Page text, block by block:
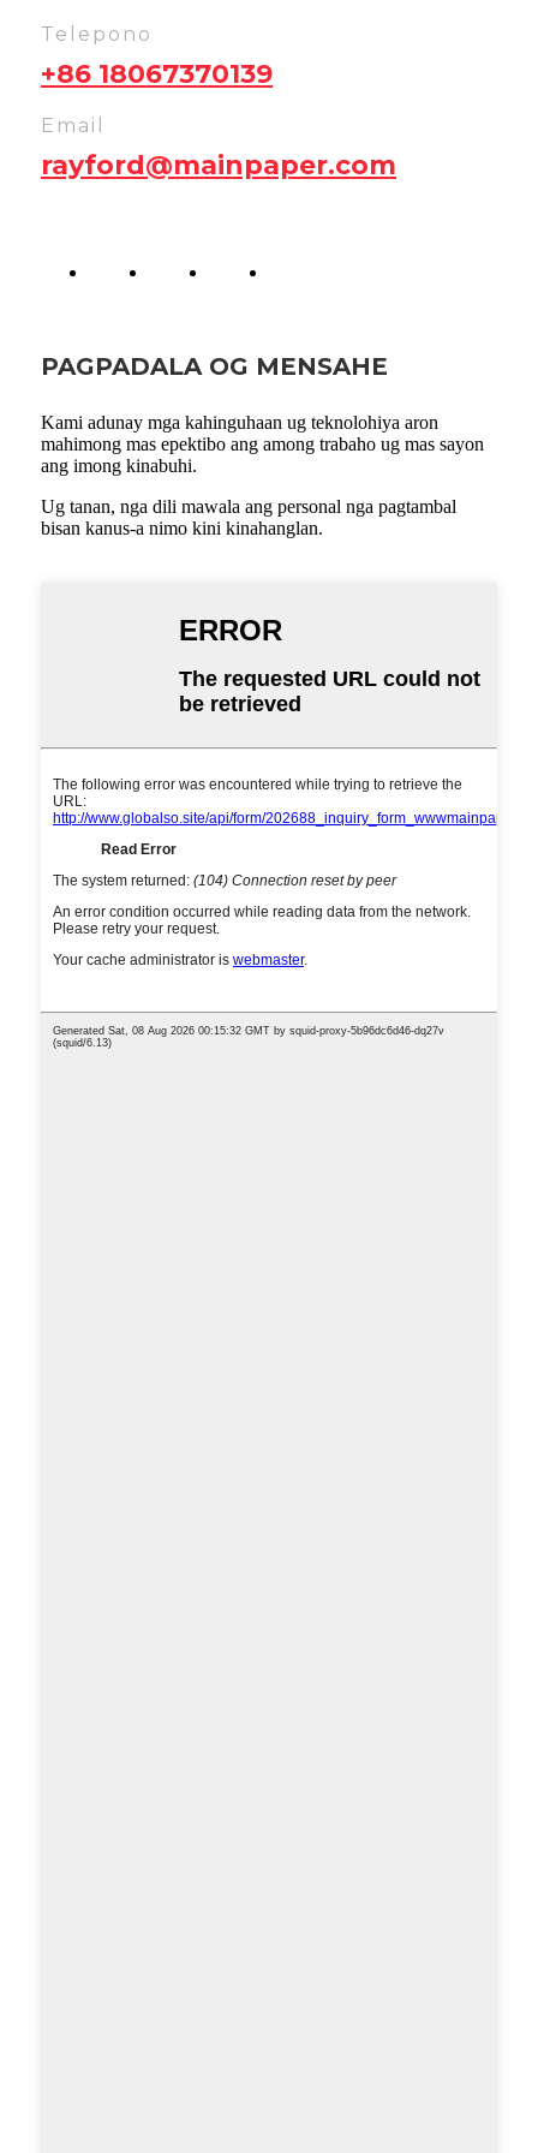
Telepono
+86 18067370139
Email
rayford@mainpaper.com
PAGPADALA OG MENSAHE
Kami adunay mga kahinguhaan ug teknolohiya aron
mahimong mas epektibo ang among trabaho ug mas sayon ​​
ang imong kinabuhi.
Ug tanan, nga dili mawala ang personal nga pagtambal
bisan kanus-a nimo kini kinahanglan.